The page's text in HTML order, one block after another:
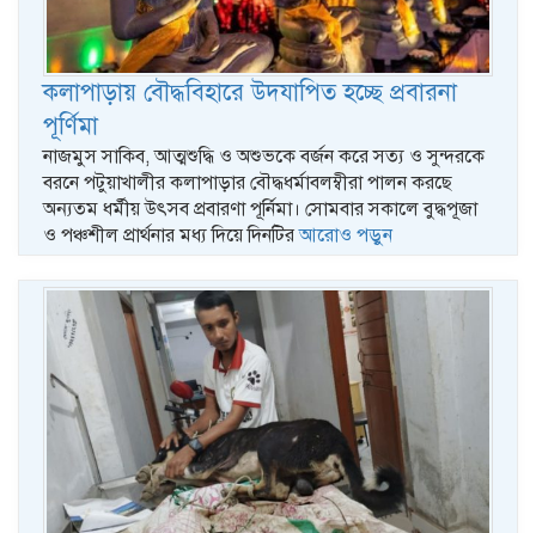
কলাপাড়ায় বৌদ্ধবিহারে উদযাপিত হচ্ছে প্রবারনা
পূর্ণিমা
নাজমুস সাকিব, আত্মশুদ্ধি ও অশুভকে বর্জন করে সত্য ও সুন্দরকে
বরনে পটুয়াখালীর কলাপাড়ার বৌদ্ধধর্মাবলম্বীরা পালন করছে
অন্যতম ধর্মীয় উৎসব প্রবারণা পূর্নিমা। সোমবার সকালে বুদ্ধপূজা
ও পঞ্চশীল প্রার্থনার মধ্য দিয়ে দিনটিরআরোও পড়ুন